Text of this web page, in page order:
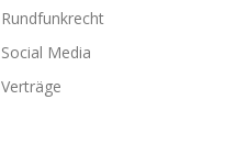
Rundfunkrecht
Social Media
Verträge